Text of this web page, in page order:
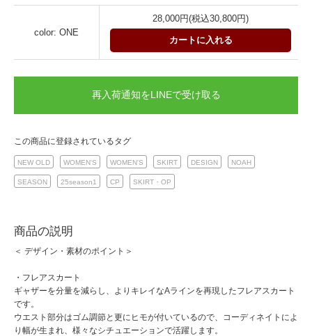
color: ONE
28,000円(税込30,800円)
カートに入れる
再入荷通知をLINEで受け取る
この商品に登録されているタグ
NEW OLD WOMEN'S WOMEN'S SKIRT DESIGN NOAH
SEASON 25season1 CP SKIRT・OP
商品の説明
＜ デザイン・素材のポイント＞
・フレアスカート
ギャザーを分量を減らし、よりキレイなAラインを再現したフレアスカート
です。
ウエスト部分はゴム調節と更にヒモが付いているので、コーディネイトによ
り幅が生まれ、様々なシチュエーションで活躍します。